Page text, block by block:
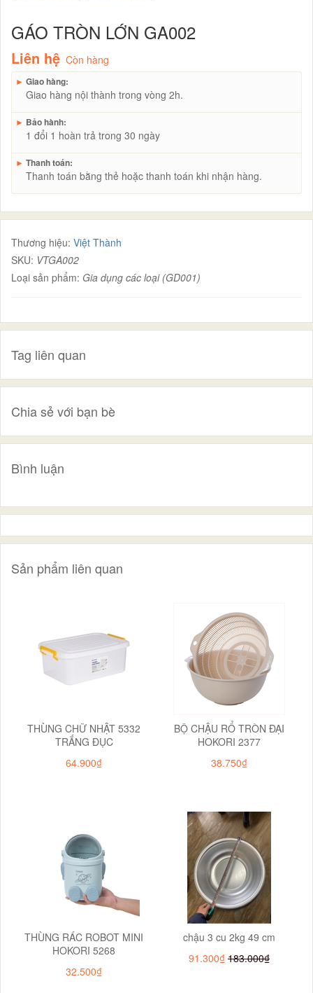
GÁO TRÒN LỚN GA002
Liên hệ Còn hàng
► Giao hàng:
Giao hàng nội thành trong vòng 2h.
► Bảo hành:
1 đổi 1 hoàn trả trong 30 ngày
► Thanh toán:
Thanh toán bằng thẻ hoặc thanh toán khi nhận hàng.
Thương hiệu: Việt Thành
SKU: VTGA002
Loại sản phẩm: Gia dụng các loại (GD001)
Tag liên quan
Chia sẻ với bạn bè
Bình luận
Sản phẩm liên quan
THÙNG CHỮ NHẬT 5332
TRẮNG ĐỤC
64.900₫
BỘ CHẬU RỔ TRÒN ĐẠI
HOKORI 2377
38.750₫
THÙNG RÁC ROBOT MINI
HOKORI 5268
32.500₫
chậu 3 cu 2kg 49 cm
91.300₫ 183.000₫